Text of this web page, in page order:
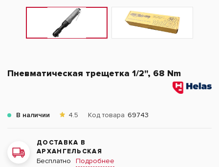
Пневматическая трещетка 1/2", 68 Nm
В наличии 4.5 Код товара 69743
ДОСТАВКА В
АРХАНГЕЛЬСКАЯ
Бесплатно
Подробнее